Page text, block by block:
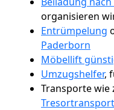
organisieren
Entrümpelung
Paderborn
Möbellift
Umzugshelfer,
Transporte wie
Tresortransport